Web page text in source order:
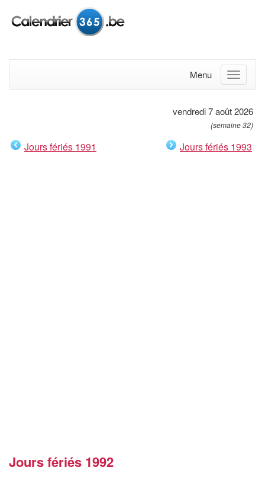
Menu
vendredi 7 août 2026
(semaine 32)
Jours fériés 1991 Jours fériés 1993
Jours fériés 1992